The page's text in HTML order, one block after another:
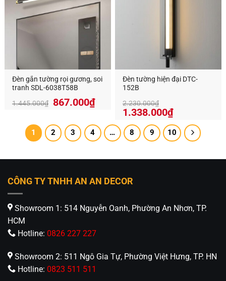
Đèn gắn tường rọi gương, soi
tranh SDL-6038T58B
1.445.000₫
Giá
là:
1.445.000₫.
867.000₫Giá
tại
là:
867.000₫.
Đèn tường hiện đại DTC-
152B
2.230.000₫
Giá
gốc
là:
2.230.000₫.
1.338.000₫Giá
hiện
tại
là:
1 2 3 4 … 8 9 10
CÔNG TY TNHH AN AN DECOR
Showroom 1: 514 Nguyễn Oanh, Phường An Nhơn, TP.
HCM
Hotline: 0826 227 227
Showroom 2: 511 Ngô Gia Tự, Phường Việt Hưng, TP. HN
Hotline: 0823 511 511